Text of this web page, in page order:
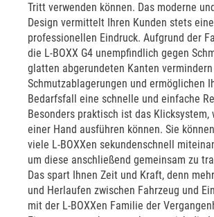
Tritt verwenden können. Das moderne
Design vermittelt Ihren Kunden stets
professionellen Eindruck. Aufgrund der
die L-BOXX G4 unempfindlich gegen
glatten abgerundeten Kanten vermindern
Schmutzablagerungen und ermöglichen
Bedarfsfall eine schnelle und einfache
Besonders praktisch ist das Klicksystem,
einer Hand ausführen können. Sie
viele L-BOXXen sekundenschnell
um diese anschließend gemeinsam zu
Das spart Ihnen Zeit und Kraft, denn
und Herlaufen zwischen Fahrzeug und
mit der L-BOXXen Familie der